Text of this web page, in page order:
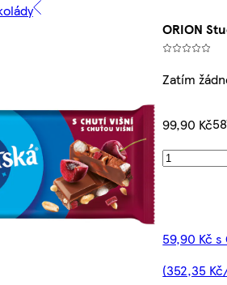
ORION
Zatím
99,90 Kč
59,90 Kč
(352,35